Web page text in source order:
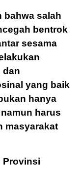
bahwa salah
bentrok
sesama
dan
yang baik
hanya
harus
masyarakat
Provinsi